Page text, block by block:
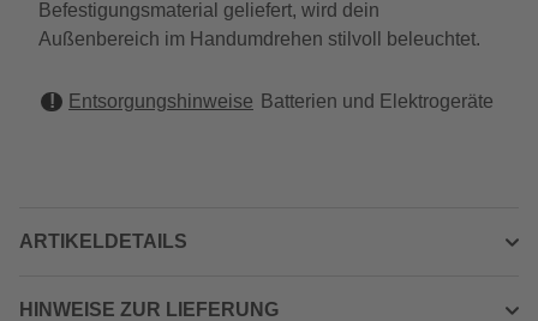
Befestigungsmaterial geliefert, wird dein
Außenbereich im Handumdrehen stilvoll beleuchtet.
Entsorgungshinweise Batterien und Elektrogeräte
ARTIKELDETAILS
HINWEISE ZUR LIEFERUNG